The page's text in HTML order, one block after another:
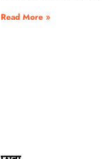
Read More »